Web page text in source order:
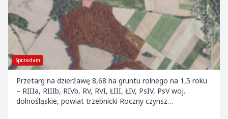
Sprzedam
Przetarg na dzierżawę 8,68 ha gruntu rolnego na 1,5 roku
– RIIIa, RIIIb, RIVb, RV, RVI, ŁIII, ŁIV, PsIV, PsV woj.
dolnośląskie, powiat trzebnicki Roczny czynsz